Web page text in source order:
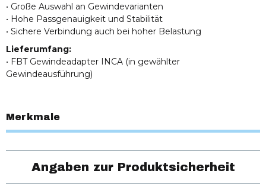
• Große Auswahl an Gewindevarianten
• Hohe Passgenauigkeit und Stabilität
• Sichere Verbindung auch bei hoher Belastung
Lieferumfang:
• FBT Gewindeadapter INCA (in gewählter
Gewindeausführung)
Merkmale
Angaben zur Produktsicherheit